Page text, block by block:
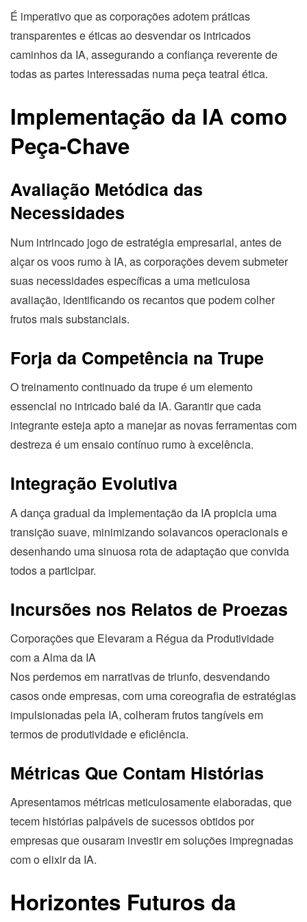
É imperativo que as corporações adotem práticas
transparentes e éticas ao desvendar os intricados
caminhos da IA, assegurando a confiança reverente de
todas as partes interessadas numa peça teatral ética.
Implementação da IA como
Peça-Chave
Avaliação Metódica das
Necessidades
Num intrincado jogo de estratégia empresarial, antes de
alçar os voos rumo à IA, as corporações devem submeter
suas necessidades específicas a uma meticulosa
avaliação, identificando os recantos que podem colher
frutos mais substanciais.
Forja da Competência na Trupe
O treinamento continuado da trupe é um elemento
essencial no intricado balé da IA. Garantir que cada
integrante esteja apto a manejar as novas ferramentas com
destreza é um ensaio contínuo rumo à excelência.
Integração Evolutiva
A dança gradual da implementação da IA propicia uma
transição suave, minimizando solavancos operacionais e
desenhando uma sinuosa rota de adaptação que convida
todos a participar.
Incursões nos Relatos de Proezas
Corporações que Elevaram a Régua da Produtividade
com a Alma da IA
Nos perdemos em narrativas de triunfo, desvendando
casos onde empresas, com uma coreografia de estratégias
impulsionadas pela IA, colheram frutos tangíveis em
termos de produtividade e eficiência.
Métricas Que Contam Histórias
Apresentamos métricas meticulosamente elaboradas, que
tecem histórias palpáveis de sucessos obtidos por
empresas que ousaram investir em soluções impregnadas
com o elixir da IA.
Horizontes Futuros da